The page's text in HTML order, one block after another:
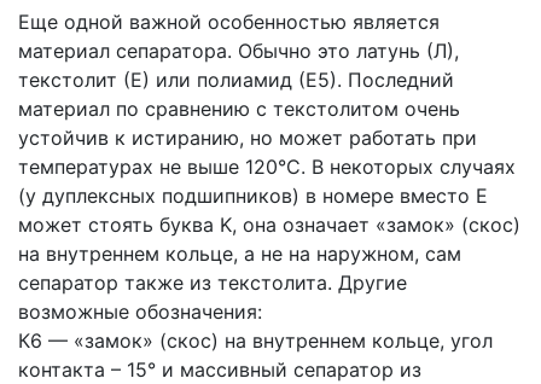
Еще одной важной особенностью является
материал сепаратора. Обычно это латунь (Л),
текстолит (Е) или полиамид (Е5). Последний
материал по сравнению с текстолитом очень
устойчив к истиранию, но может работать при
температурах не выше 120°С. В некоторых случаях
(у дуплексных подшипников) в номере вместо Е
может стоять буква K, она означает «замок» (скос)
на внутреннем кольце, а не на наружном, сам
сепаратор также из текстолита. Другие
возможные обозначения:
К6 — «замок» (скос) на внутреннем кольце, угол
контакта – 15° и массивный сепаратор из